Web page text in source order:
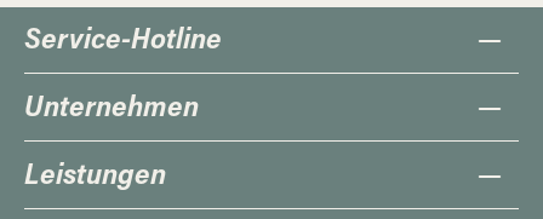
Service-Hotline
Unternehmen
Leistungen